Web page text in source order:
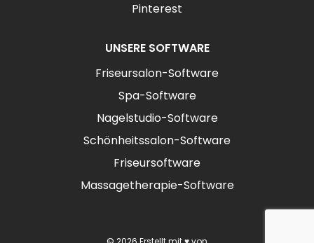
Pinterest
UNSERE SOFTWARE
Friseursalon-Software
Spa-Software
Nagelstudio-Software
Schönheitssalon-Software
Friseursoftware
Massagetherapie-Software